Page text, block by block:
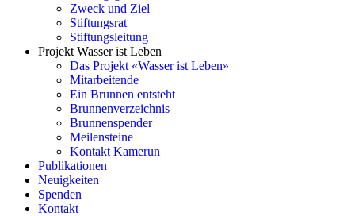
Zweck und Ziel
Stiftungsrat
Stiftungsleitung
Projekt Wasser ist Leben
Das Projekt «Wasser ist Leben»
Mitarbeitende
Ein Brunnen entsteht
Brunnenverzeichnis
Brunnenspender
Meilensteine
Kontakt Kamerun
Publikationen
Neuigkeiten
Spenden
Kontakt